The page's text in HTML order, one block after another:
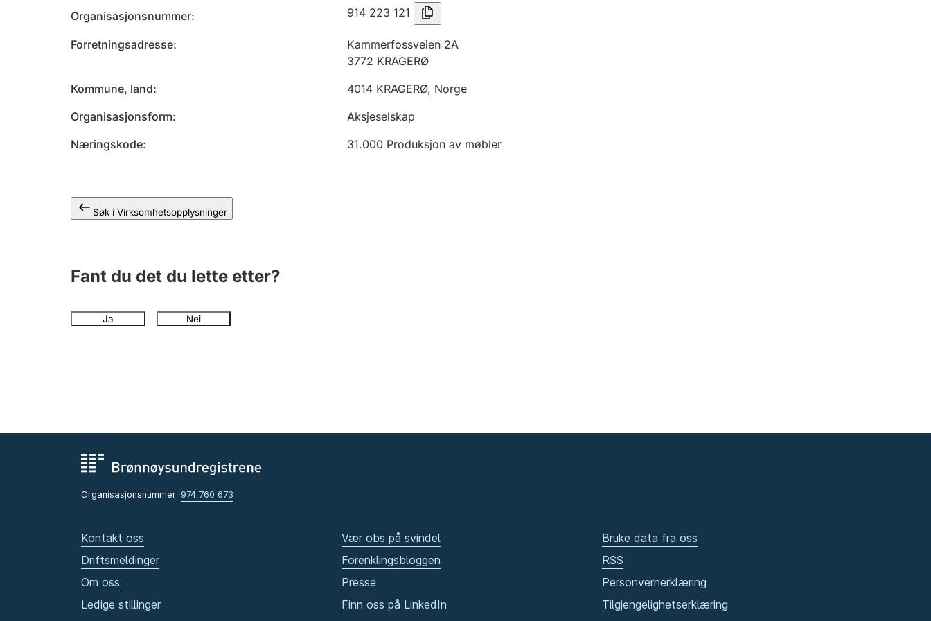
Organisasjonsnummer 914 223 121
Forretningsadresse
Kammerfossveien 2A
3772 KRAGERØ
Kommune, land
4014 KRAGERØ, Norge
Organisasjonsform
Aksjeselskap
Næringskode
31.000 Produksjon av møbler
Søk i Virksomhetsopplysninger
Fant du det du lette etter?
Ja Nei
Organisasjonsnummer: 974 760 673
Kontakt oss
Driftsmeldinger
Om oss
Ledige stillinger
Vær obs på svindel
Forenklingsbloggen
Presse
Finn oss på LinkedIn
Bruke data fra oss
RSS
Personvernerklæring
Tilgjengelighetserklæring